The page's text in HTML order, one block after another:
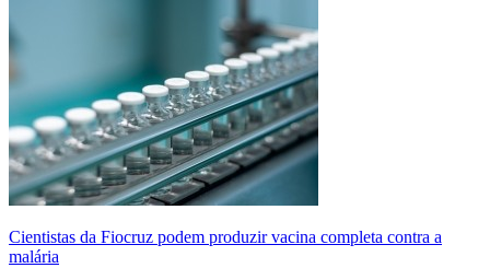
Cientistas da Fiocruz podem produzir vacina completa contra a
malária